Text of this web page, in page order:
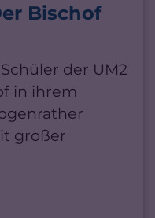
Bischof
der UM2
in ihrem
großer